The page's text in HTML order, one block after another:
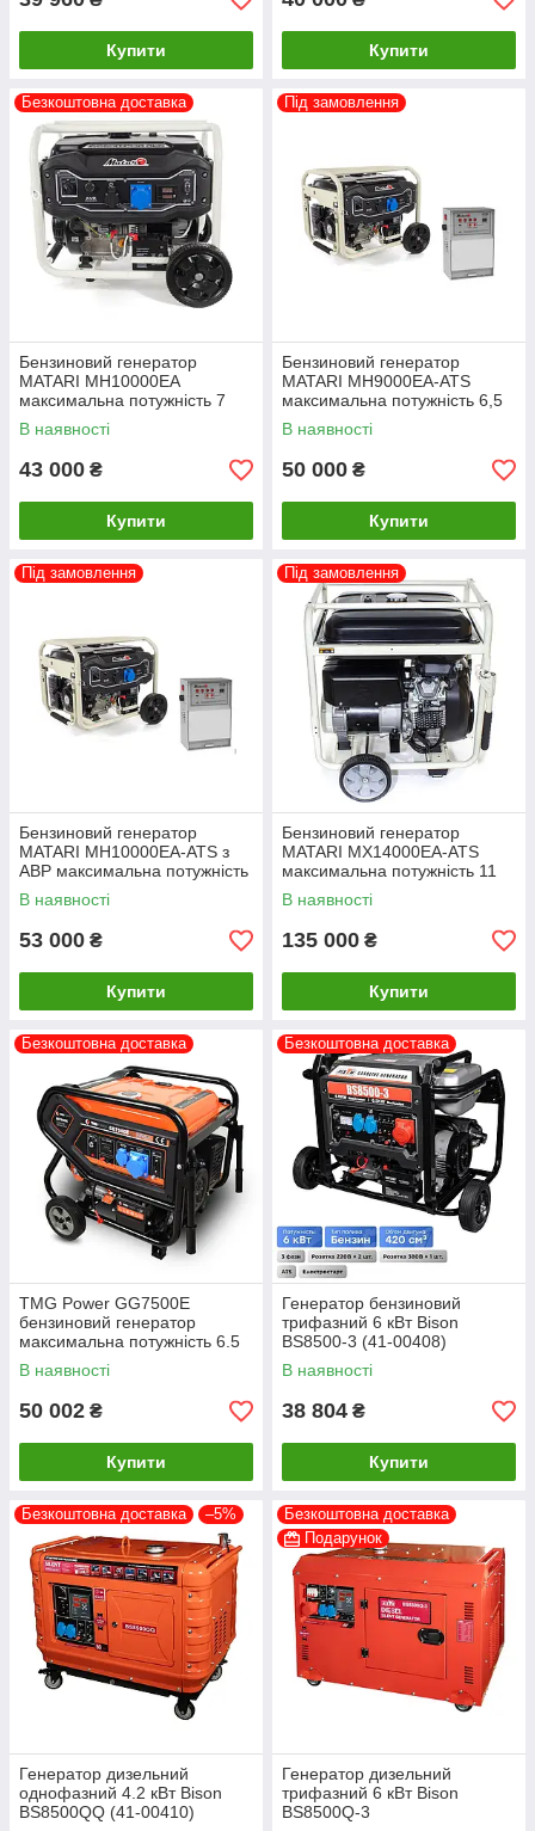
Купити Купити
Безкоштовна доставка
Бензиновий генератор
MATARI MH10000EA
максимальна потужність 7
кВт
В наявності
43 000 ₴
Купити
Під замовлення
Бензиновий генератор
MATARI MH9000EA-ATS
максимальна потужність 6,5
кВт
В наявності
50 000 ₴
Купити
Під замовлення
Бензиновий генератор
MATARI MH10000EA-ATS з
АВР максимальна потужність
7 кВт
В наявності
53 000 ₴
Купити
Під замовлення
Бензиновий генератор
MATARI MX14000EA-ATS
максимальна потужність 11
кВт
В наявності
135 000 ₴
Купити
Безкоштовна доставка
TMG Power GG7500E
бензиновий генератор
максимальна потужність 6.5
кВт
В наявності
50 002 ₴
Купити
Безкоштовна доставка
Генератор бензиновий
трифазний 6 кВт Bison
BS8500-3 (41-00408)
В наявності
38 804 ₴
Купити
Безкоштовна доставка –5%
Генератор дизельний
однофазний 4.2 кВт Bison
BS8500QQ (41-00410)
Безкоштовна доставка
Подарунок
Генератор дизельний
трифазний 6 кВт Bison
BS8500Q-3